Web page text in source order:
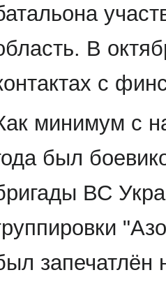
В
с
минимум с
был
ВС